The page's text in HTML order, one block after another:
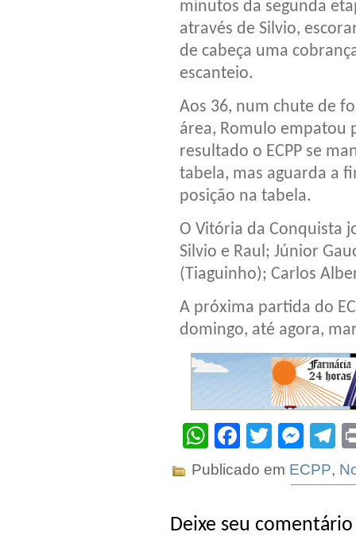
minutos da segunda
através de Silvio,
de cabeça uma
escanteio.
Aos 36, num chute de
área, Romulo empatou
resultado o ECPP se
tabela, mas aguarda a
posição na tabela.
O Vitória da Conquista
Silvio e Raul; Júnior
(Tiaguinho); Carlos
A próxima partida do
domingo, até agora,
WhatsApp
Facebook
Twitter
Publicado em ECPP,
Deixe seu comentário